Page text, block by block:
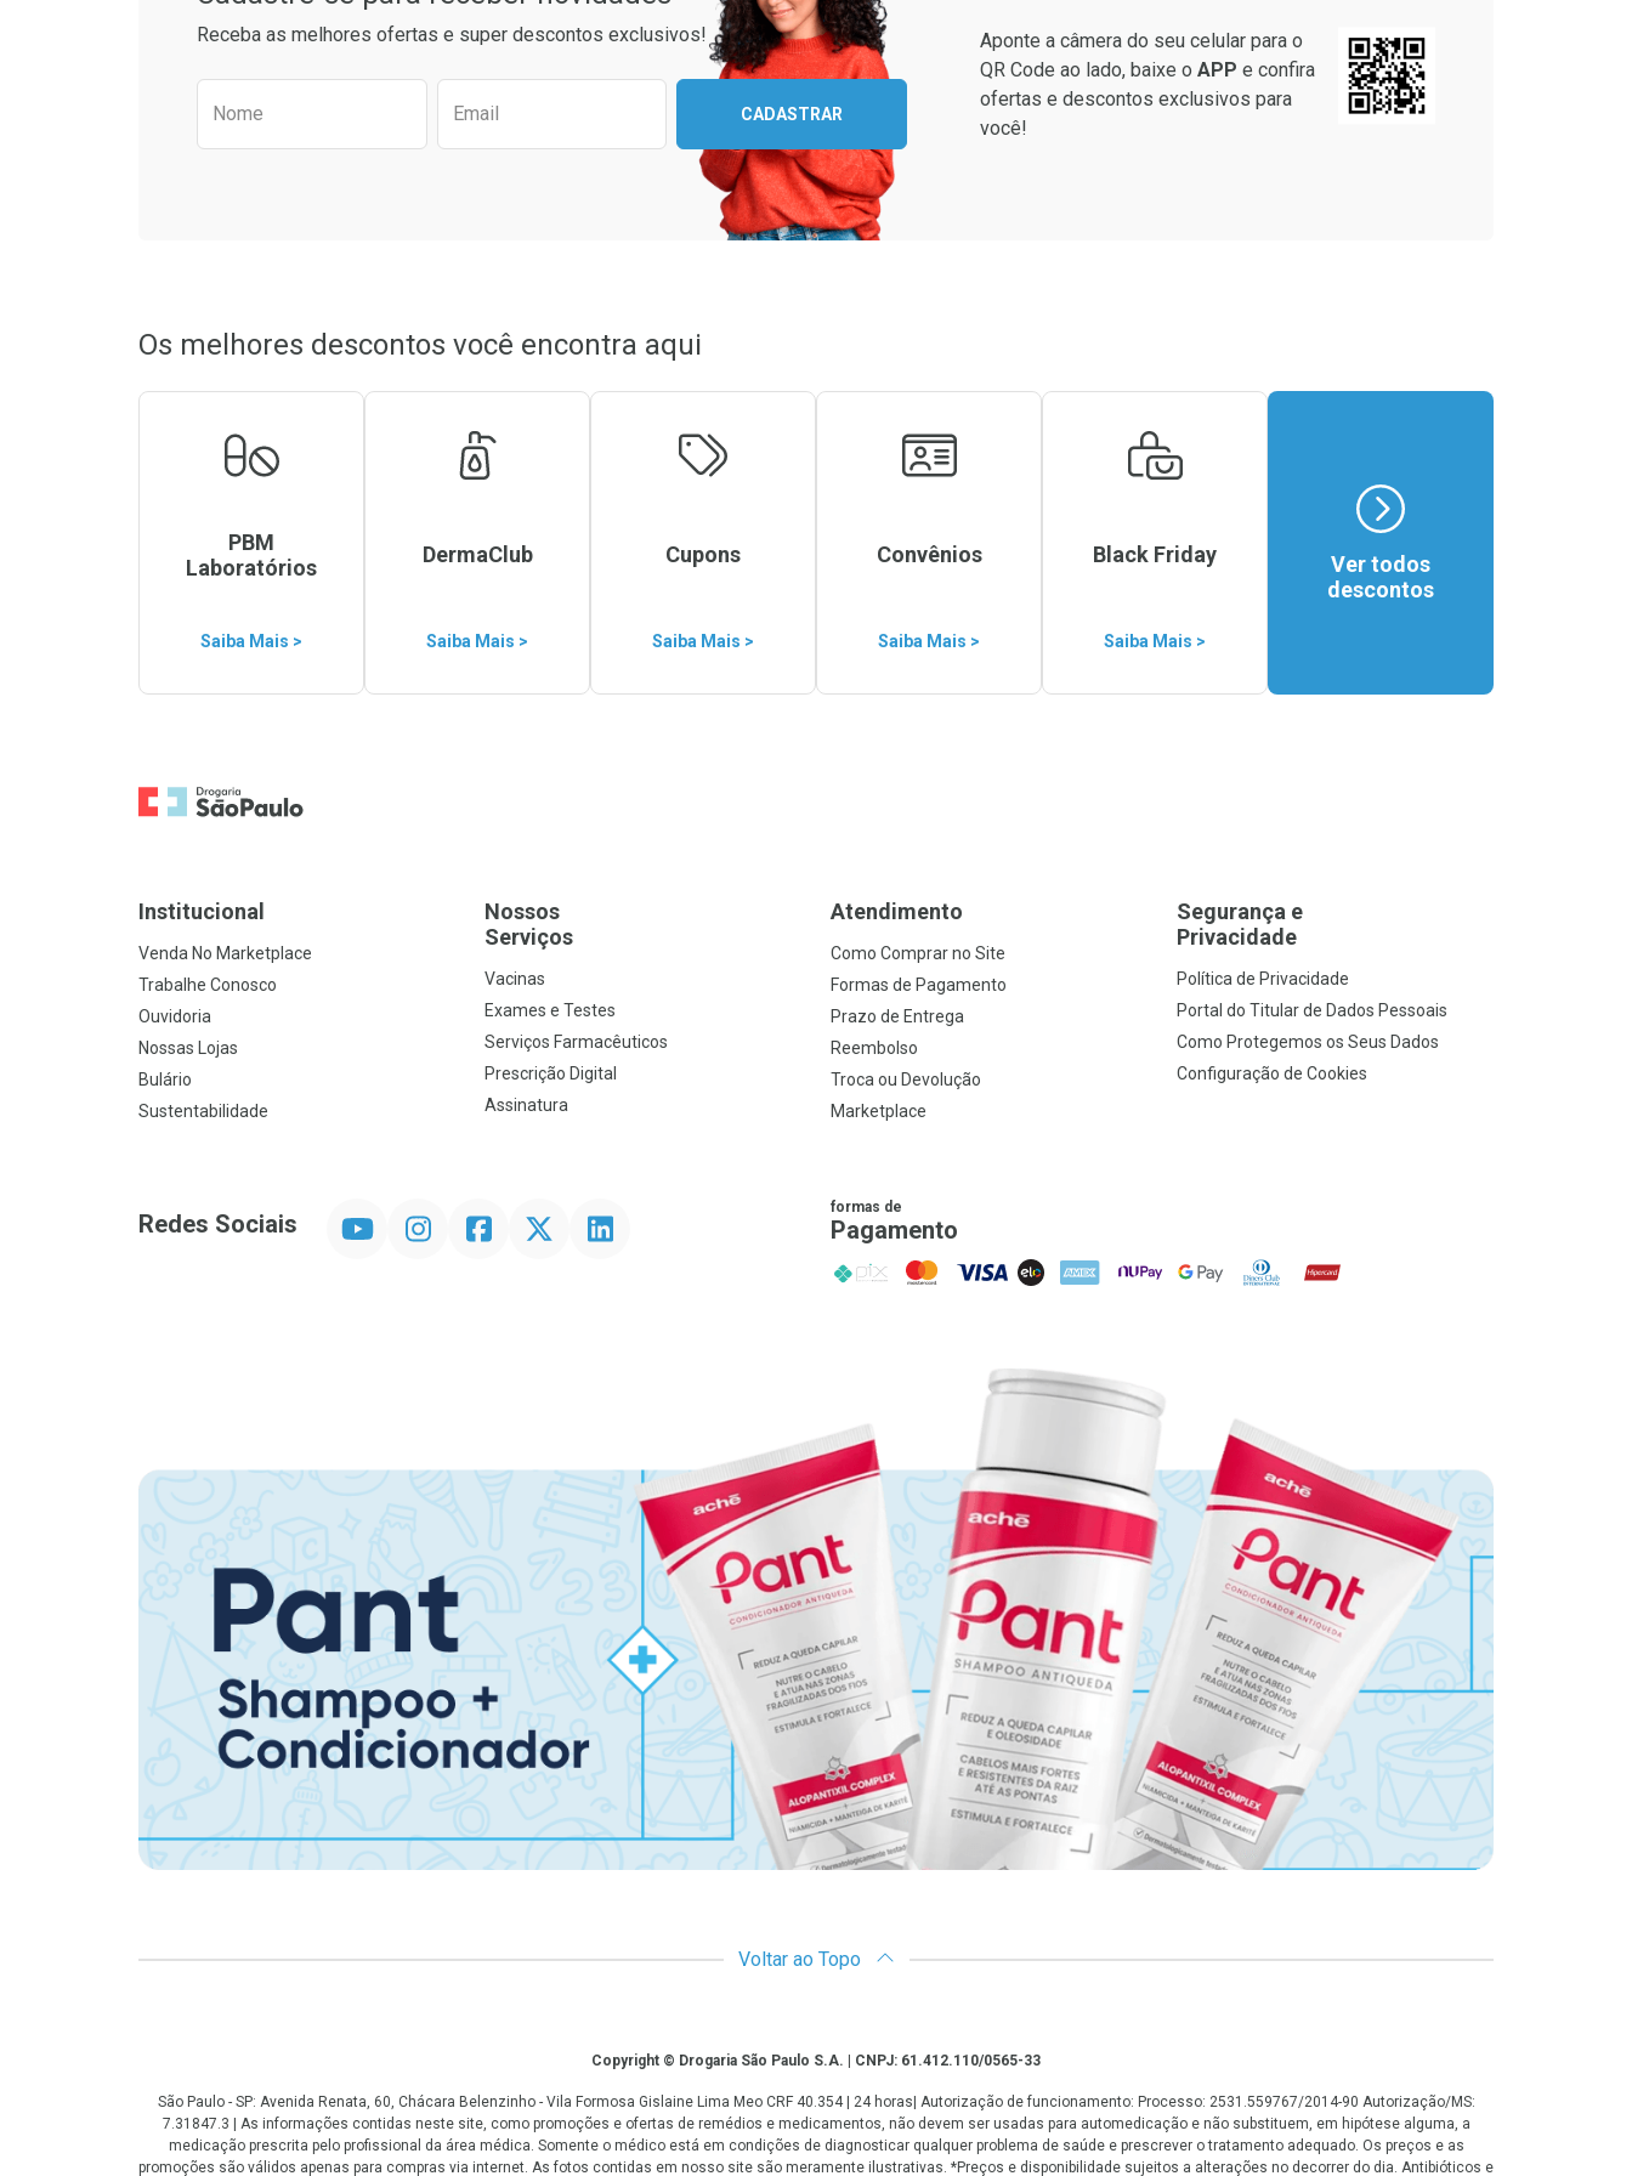
Ativar Desconto
Comprar sem Desconto
Comprar sem Desconto
Ver Desconto Convênio
Receba as melhores ofertas e super descontos exclusivos!
Preencha o formulário abaixo para receber as melhores ofertas:
Nome Email CADASTRAR
Aponte a câmera do seu celular para o
QR Code ao lado, baixe o APP e confira
ofertas e descontos exclusivos para
você!
Os melhores descontos você encontra aqui
PBM
Laboratórios
Saiba Mais >
DermaClub
Saiba Mais >
Cupons
Saiba Mais >
Convênios
Saiba Mais >
Black Friday
Saiba Mais >
Ver todos
descontos
Ir para a Home
Institucional
Venda No Marketplace
Trabalhe Conosco
Ouvidoria
Nossas Lojas
Bulário
Sustentabilidade
Nossos
Serviços
Vacinas
Exames e Testes
Serviços Farmacêuticos
Prescrição Digital
Assinatura
Atendimento
Como Comprar no Site
Formas de Pagamento
Prazo de Entrega
Reembolso
Troca ou Devolução
Marketplace
Segurança e
Privacidade
Política de Privacidade
Portal do Titular de Dados Pessoais
Como Protegemos os Seus Dados
Configuração de Cookies
Redes Sociais InstagramFacebookTwitter Linkedin formas de
Pagamento
PIX MasterCard
VISA ELO AMEX NuPay Google PayDiners ClubHipercard
Voltar ao Topo
Copyright © Drogaria São Paulo S.A. | CNPJ: 61.412.110/0565-33
São Paulo - SP: Avenida Renata, 60, Chácara Belenzinho - Vila Formosa Gislaine Lima Meo CRF 40.354 | 24 horas| Autorização de funcionamento: Processo: 2531.559767/2014-90 Autorização/MS:
7.31847.3 | As informações contidas neste site, como promoções e ofertas de remédios e medicamentos, não devem ser usadas para automedicação e não substituem, em hipótese alguma, a
medicação prescrita pelo profissional da área médica. Somente o médico está em condições de diagnosticar qualquer problema de saúde e prescrever o tratamento adequado. Os preços e as
promoções são válidos apenas para compras via internet. As fotos contidas em nosso site são meramente ilustrativas. *Preços e disponibilidade sujeitos a alterações no decorrer do dia. Antibióticos e